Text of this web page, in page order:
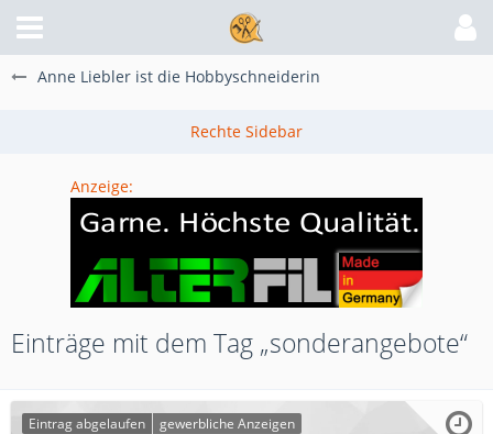
Anne Liebler ist die Hobbyschneiderin
Anzeige:
Einträge mit dem Tag „sonderangebote“
Eintrag abgelaufen gewerbliche Anzeigen